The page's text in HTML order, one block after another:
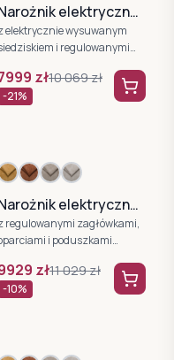
Narożnik elektryczny Plaza XL
elektrycznie wysuwanym
i regulowanymi
zł10 069zł
-21%
Narożnik elektryczny Ilusio XL
regulowanymi zagłówkami,
i poduszkami
zł11 029zł
-10%